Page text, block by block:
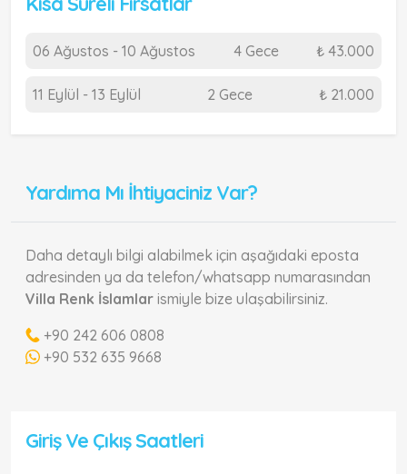
06 Ağustos - 10 Ağustos 4 Gece ₺ 43.000
11 Eylül - 13 Eylül 2 Gece ₺ 21.000
Yardıma Mı İhtiyaciniz Var?
Daha detaylı bilgi alabilmek için aşağıdaki eposta
adresinden ya da telefon/whatsapp numarasından
Villa Renk İslamlar ismiyle bize ulaşabilirsiniz.
+90 242 606 0808
+90 532 635 9668
Giriş Ve Çıkış Saatleri